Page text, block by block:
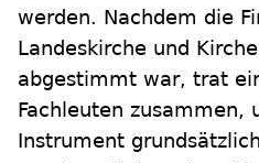
werden. Nachdem die
Landeskirche und
abgestimmt war, trat
Fachleuten zusammen,
Instrument